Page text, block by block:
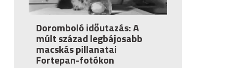
Doromboló időutazás: A
múlt század legbájosabb
macskás pillanatai
Fortepan-fotókon